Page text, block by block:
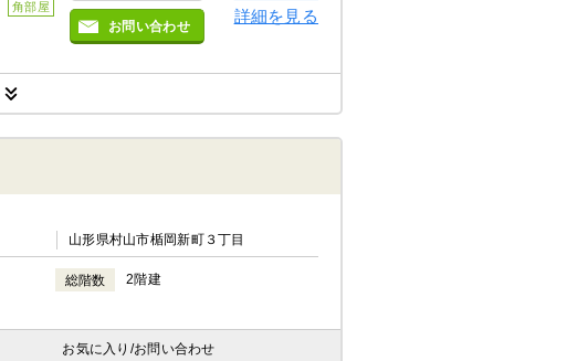
角部屋
お問い合わせ
詳細を見る
山形県村山市楯岡新町３丁目
総階数 2階建
お気に入り /お問い合わせ